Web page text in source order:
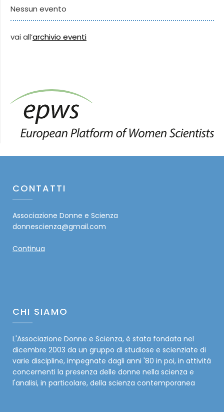
Nessun evento
vai all’archivio eventi
CONTATTI
Associazione Donne e Scienza
donnescienza@gmail.com
Continua
CHI SIAMO
L'Associazione Donne e Scienza, è stata fondata nel
dicembre 2003 da un gruppo di studiose e scienziate di
varie discipline, impegnate dagli anni '80 in poi, in attività
concernenti la presenza delle donne nella scienza e
l'analisi, in particolare, della scienza contemporanea